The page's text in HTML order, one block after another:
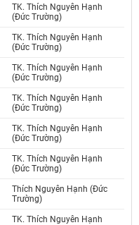
TK. Thích Nguyên Hạnh
(Đức Trường)
TK. Thích Nguyên Hạnh
(Đức Trường)
TK. Thích Nguyên Hạnh
(Đức Trường)
TK. Thích Nguyên Hạnh
(Đức Trường)
TK. Thích Nguyên Hạnh
(Đức Trường)
TK. Thích Nguyên Hạnh
(Đức Trường)
Thích Nguyên Hạnh (Đức
Trường)
TK. Thích Nguyên Hạnh